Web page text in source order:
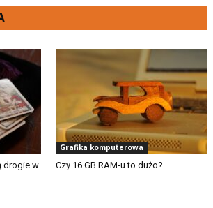
drogie w
Grafika komputerowa
Czy 16 GB RAM-u to dużo?